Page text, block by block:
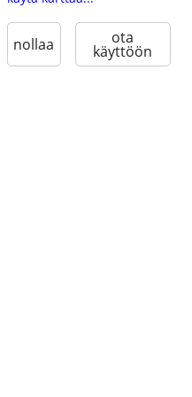
nollaa ota
käyttöön